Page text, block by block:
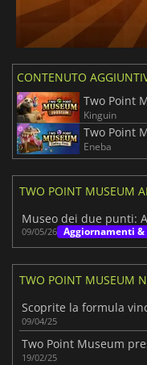
CONTENUTO
Two Point
Kinguin
Two Point
Eneba
TWO POINT MUSEUM
09/05/26 Aggiornamenti &
TWO POINT MUSEUM
Scoprite la formula
09/04/25
19/02/25